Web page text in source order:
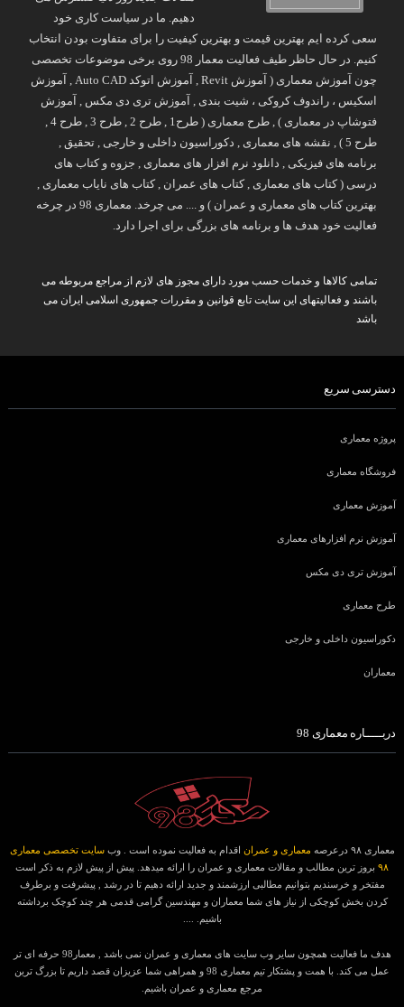
دهیم. ما در سیاست کاری خود
سعی کرده ایم بهترین قیمت و بهترین کیفیت را برای متفاوت بودن انتخاب
کنیم. در حال حاظر طیف فعالیت معمار 98 روی برخی موضوعات تخصصی
چون آموزش معماری ( آموزش Revit , آموزش اتوکد Auto CAD , آموزش
اسکیس ، راندوف کروکی ، شیت بندی , آموزش تری دی مکس , آموزش
طرح 5 ) , نقشه های معماری , دکوراسیون داخلی و خارجی , تحقیق ,
برنامه های فیزیکی , دانلود نرم افزار های معماری , جزوه و کتاب های
درسی ( کتاب های معماری , کتاب های عمران , کتاب های نایاب معماری ,
بهترین کتاب های معماری و عمران ) و .... می چرخد. معماری 98 در چرخه
فعالیت خود هدف ها و برنامه های بزرگی برای اجرا دارد.
تمامی کالاها و خدمات حسب مورد دارای مجوز های لازم از مراجع مربوطه می
باشند و فعالیتهای این سایت تابع قوانین و مقررات جمهوری اسلامی ایران می
باشد
دسترسی سریع
پروژه معماری
فروشگاه معماری
آموزش معماری
آموزش نرم افزارهای معماری
آموزش تری دی مکس
طرح معماری
دکوراسیون داخلی و خارجی
معماران
دربـــــاره معماری 98
معماری ۹۸ درعرصه معماری و عمران اقدام به فعالیت نموده است . وبسایت تخصصی معماری
۹۸ بروز ترین مطالب و مقالات معماری و عمران را ارائه میدهد. پیش از پیش لازم به ذکر است
مفتخر و خرسندیم بتوانیم مطالبی ارزشمند و جدید ارائه دهیم تا در رشد , پیشرفت و برطرف
کردن بخش کوچکی از نیاز های شما معماران و مهندسین گرامی قدمی هر چند کوچک برداشته
باشیم. ....
هدف ما فعالیت همچون سایر وب سایت های معماری و عمران نمی باشد , معمار98 حرفه ای تر
عمل می کند. با همت و پشتکار تیم معماری 98 و همراهی شما عزیزان قصد داریم تا بزرگ ترین
مرجع معماری و عمران باشیم.